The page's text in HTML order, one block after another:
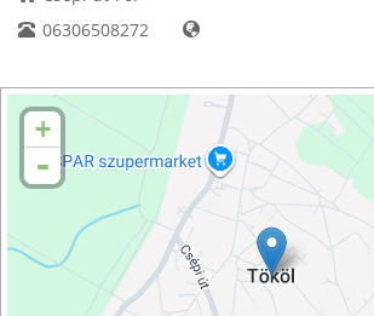
06306508272
+
-